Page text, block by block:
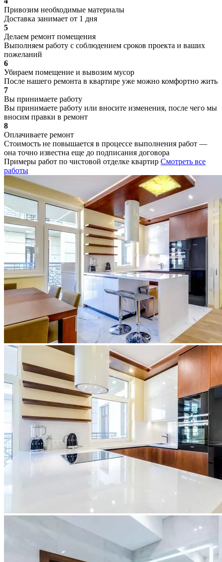
Привозим необходимые материалы
Доставка занимает от 1 дня
5
Делаем ремонт помещения
Выполняем работу с соблюдением сроков проекта и ваших
пожеланий
6
Убираем помещение и вывозим мусор
После нашего ремонта в квартире уже можно комфортно жить
7
Вы принимаете работу
Вы принимаете работу или вносите изменения, после чего мы
вносим правки в ремонт
8
Оплачиваете ремонт
Стоимость не повышается в процессе выполнения работ —
она точно известна еще до подписания договора
Примеры работ по чистовой отделке квартир Смотреть все
работы